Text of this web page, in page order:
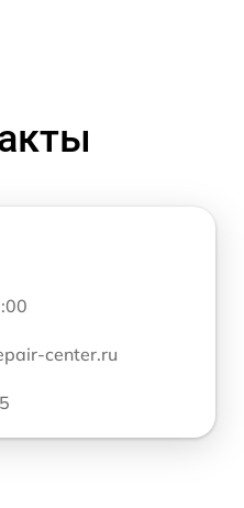
center.ru